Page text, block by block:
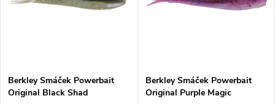
p
p
s
Berkley Smáček Powerbait
Original Black Shad
Berkley Smáček Powerbait
Original Purple Magic